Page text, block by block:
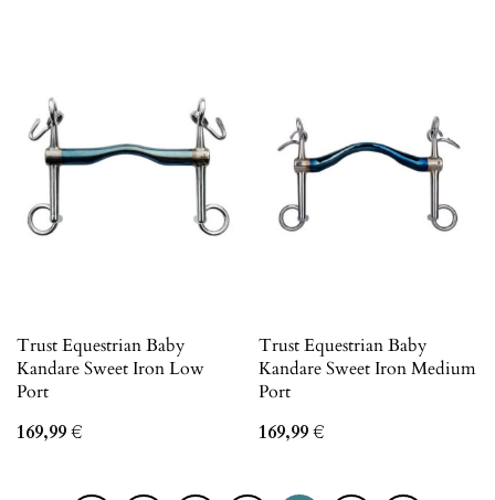
Trust Equestrian Baby
Kandare Sweet Iron Low
Port
169,99€
Trust Equestrian Baby
Kandare Sweet Iron Medium
Port
169,99€